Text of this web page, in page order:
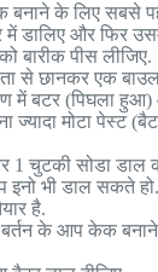
बनाने के लिए सबसे
में डालिए और फिर
बारीक पीस लीजिए.
से छानकर एक
में बटर (पिघला हुआ)
ज्यादा मोटा पेस्ट
1 चुटकी सोडा डाल
इनो भी डाल सकते
है.
के आप केक बनाने